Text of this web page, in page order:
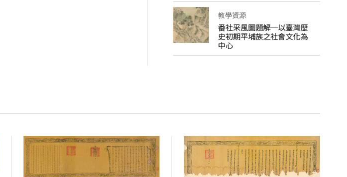
教學資源
番社采風圖題解─以臺灣歷
史初期平埔族之社會文化為
中心